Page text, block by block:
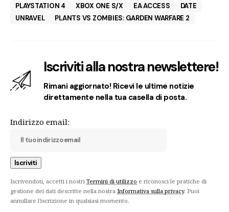
PLAYSTATION 4
XBOX ONE S/X EA ACCESS
DATE
UNRAVEL
PLANTS VS ZOMBIES: GARDEN WARFARE 2
Iscriviti alla nostra newslettere!
Rimani aggiornato! Ricevi le ultime notizie
direttamente nella tua casella di posta.
Indirizzo email:
Iscrivendoti, accetti i nostri Termini di utilizzo e riconosci le pratiche di
gestione dei dati descritte nella nostra Informativa sulla privacy. Puoi
annullare l'iscrizione in qualsiasi momento.